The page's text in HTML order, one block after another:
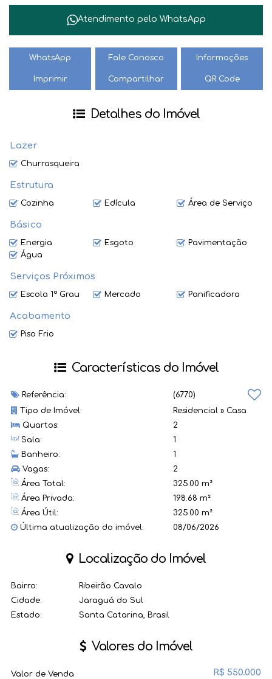
com ótimo custo-benefício .
excelente negócio em uma das cidades mais promissoras de
Santa Catarina.
Atendimento pelo WhatsApp
WhatsApp Fale Conosco Informações
Imprimir Compartilhar QR Code
Detalhes do Imóvel
Lazer
Churrasqueira
Estrutura
Cozinha Edícula Área de Serviço
Básico
Energia Esgoto
Pavimentação
Água
Serviços Próximos
Escola 1º Grau Mercado Panificadora
Acabamento
Piso Frio
Características do Imóvel
Referência:
(6770)
Tipo de Imóvel:
Residencial » Casa
Quartos:
2
Sala:
1
Banheiro:
1
Vagas:
2
Área Total:
325.00 m²
Área Privada:
198.68 m²
Área Útil:
325.00 m²
Última atualização do imóvel:
08/06/2026
Localização do Imóvel
Bairro:
Ribeirão Cavalo
Cidade:
Jaraguá do Sul
Estado:
Santa Catarina, Brasil
Valores do Imóvel
R$ 550.000
Valor de Venda